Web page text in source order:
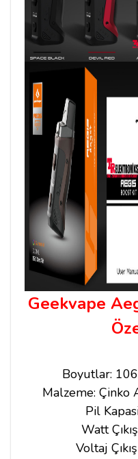
Geekvape
Boyutlar:
Malzeme: Çinko
Pil
Watt
Voltaj